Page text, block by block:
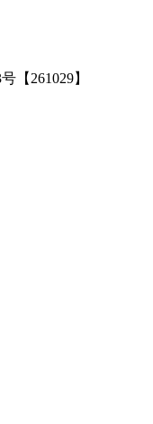
【261029】